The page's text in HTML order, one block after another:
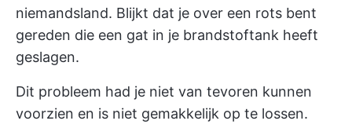
niemandsland. Blijkt dat je over een rots bent
gereden die een gat in je brandstoftank heeft
geslagen.
Dit probleem had je niet van tevoren kunnen
voorzien en is niet gemakkelijk op te lossen.